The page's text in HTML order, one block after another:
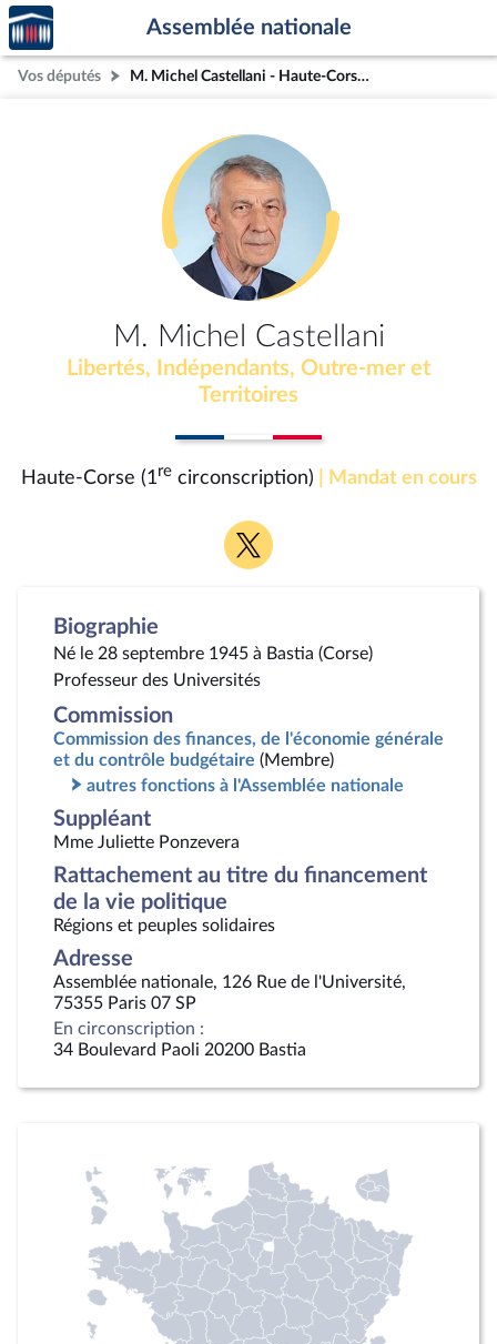
Aller au contenu
Aller en bas de la page
Accèder
à la
page
d'accueil
Assemblée nationale
Vos députés M. Michel Castellani - Haute-Corse (1re circonscription)
M. Michel Castellani
Libertés, Indépendants, Outre-mer et
Territoires
Haute-Corse (1recirconscription) | Mandat en cours
Voir
la
Biographie
Né le 28 septembre 1945 à Bastia (Corse)
Professeur des Universités
Commission
Commission des finances, de l'économie générale
et du contrôle budgétaire (Membre)
autres fonctions à l'Assemblée nationale
Suppléant
Mme Juliette Ponzevera
Rattachement au titre du financement
de la vie politique
Régions et peuples solidaires
Adresse
Assemblée nationale, 126 Rue de l'Université,
75355 Paris 07 SP
En circonscription :
34 Boulevard Paoli 20200 Bastia